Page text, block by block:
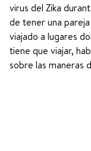
virus del Zika
de tener una
viajado a lugares
tiene que viajar,
sobre las maneras